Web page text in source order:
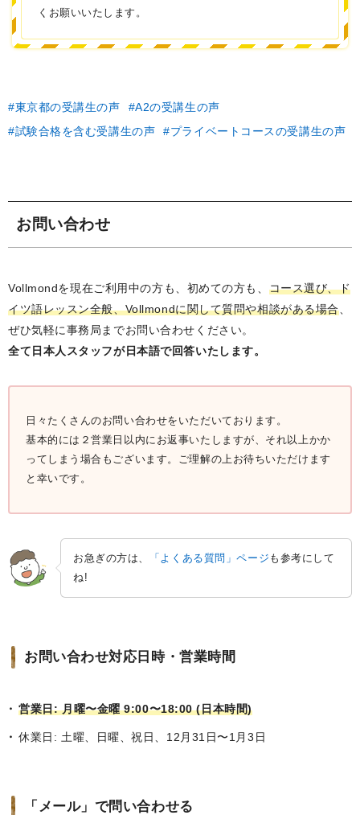
くお願いいたします。
東京都の受講生の声
A2の受講生の声
試験合格を含む受講生の声
プライベートコースの受講生の声
お問い合わせ
Vollmondを現在ご利用中の方も、初めての方も、 コース選び、ド
イツ語レッスン全般、Vollmondに関して質問や相談がある場合、
ぜひ気軽に事務局までお問い合わせください。
全て日本人スタッフが日本語で回答いたします。
日々たくさんのお問い合わせをいただいております。
基本的には２営業日以内にお返事いたしますが、それ以上かか
ってしまう場合もございます。ご理解の上お待ちいただけます
と幸いです。
お急ぎの方は、 「よくある質問」ページ も参考にして
ね!
お問い合わせ対応日時・営業時間
営業日: 月曜〜金曜 9:00〜18:00 (日本時間)
休業日: 土曜、日曜、祝日、12月31日〜1月3日
「メール」で問い合わせる